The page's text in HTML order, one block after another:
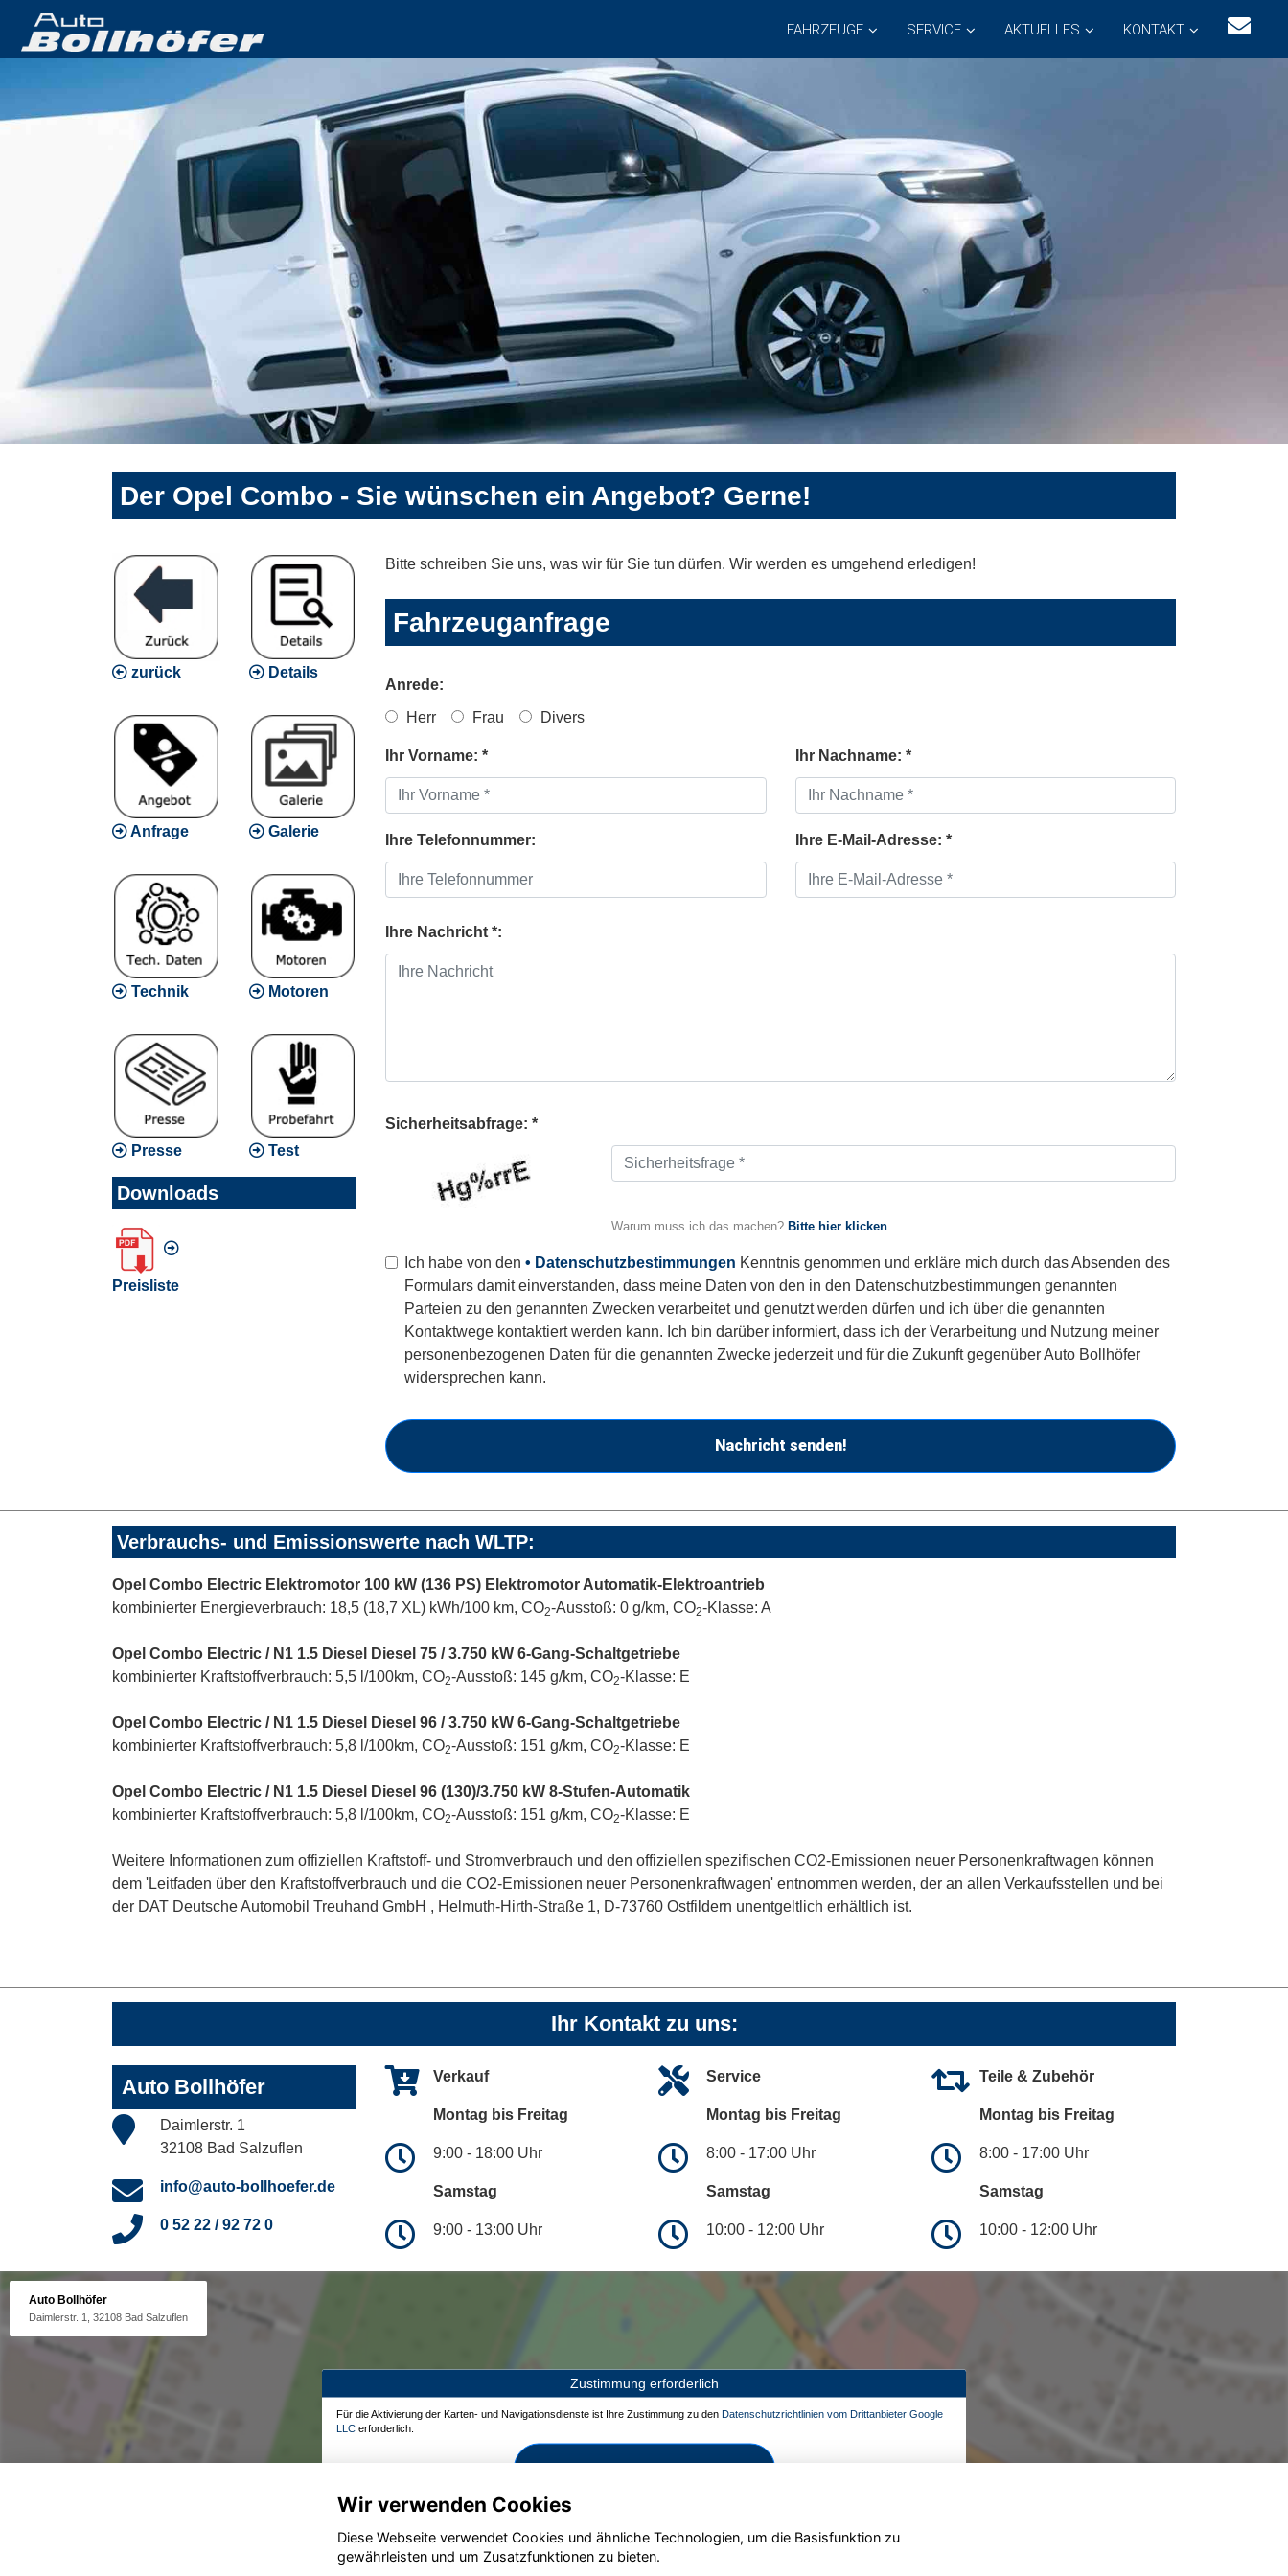
FAHRZEUGE SERVICE AKTUELLES KONTAKT
Der Opel Combo - Sie wünschen ein Angebot? Gerne!
zurück Details
Anfrage Galerie
Technik Motoren
Presse Test
Downloads
Preisliste
Bitte schreiben Sie uns, was wir für Sie tun dürfen. Wir werden es umgehend erledigen!
Fahrzeuganfrage
Anrede:
Herr
Frau Divers
Ihr Vorname: * Ihr Nachname: *
Ihre Telefonnummer: Ihre E-Mail-Adresse: *
Ihre Nachricht *:
Sicherheitsabfrage: *
Warum muss ich das machen? Bitte hier klicken
Ich habe von den • Datenschutzbestimmungen Kenntnis genommen und erkläre mich durch das Absenden des
Formulars damit einverstanden, dass meine Daten von den in den Datenschutzbestimmungen genannten
Parteien zu den genannten Zwecken verarbeitet und genutzt werden dürfen und ich über die genannten
Kontaktwege kontaktiert werden kann. Ich bin darüber informiert, dass ich der Verarbeitung und Nutzung meiner
personenbezogenen Daten für die genannten Zwecke jederzeit und für die Zukunft gegenüber Auto Bollhöfer
widersprechen kann.
Nachricht senden!
Verbrauchs- und Emissionswerte nach WLTP:
Opel Combo Electric Elektromotor 100 kW (136 PS) Elektromotor Automatik-Elektroantrieb
kombinierter Energieverbrauch: 18,5 (18,7 XL) kWh/100 km, CO2-Ausstoß: 0 g/km, CO2-Klasse: A
Opel Combo Electric / N1 1.5 Diesel Diesel 75 / 3.750 kW 6-Gang-Schaltgetriebe
kombinierter Kraftstoffverbrauch: 5,5 l/100km, CO2-Ausstoß: 145 g/km, CO2-Klasse: E
Opel Combo Electric / N1 1.5 Diesel Diesel 96 / 3.750 kW 6-Gang-Schaltgetriebe
kombinierter Kraftstoffverbrauch: 5,8 l/100km, CO2-Ausstoß: 151 g/km, CO2-Klasse: E
Opel Combo Electric / N1 1.5 Diesel Diesel 96 (130)/3.750 kW 8-Stufen-Automatik
kombinierter Kraftstoffverbrauch: 5,8 l/100km, CO2-Ausstoß: 151 g/km, CO2-Klasse: E
Weitere Informationen zum offiziellen Kraftstoff- und Stromverbrauch und den offiziellen spezifischen CO2-Emissionen neuer Personenkraftwagen können
dem 'Leitfaden über den Kraftstoffverbrauch und die CO2-Emissionen neuer Personenkraftwagen' entnommen werden, der an allen Verkaufsstellen und bei
der DAT Deutsche Automobil Treuhand GmbH , Helmuth-Hirth-Straße 1, D-73760 Ostfildern unentgeltlich erhältlich ist.
Ihr Kontakt zu uns:
Auto Bollhöfer
Daimlerstr. 1
32108 Bad Salzuflen
info@auto-bollhoefer.de
0 52 22 / 92 72 0
Verkauf
Montag bis Freitag
9:00 - 18:00 Uhr
Samstag
9:00 - 13:00 Uhr
Service
Montag bis Freitag
8:00 - 17:00 Uhr
Samstag
10:00 - 12:00 Uhr
Teile & Zubehör
Montag bis Freitag
8:00 - 17:00 Uhr
Samstag
10:00 - 12:00 Uhr
Auto Bollhöfer
Daimlerstr. 1, 32108 Bad Salzuflen
Zustimmung erforderlich
Für die Aktivierung der Karten- und Navigationsdienste ist Ihre Zustimmung zu den Datenschutzrichtlinien vom Drittanbieter Google
LLC erforderlich.
Wir verwenden Cookies
Diese Webseite verwendet Cookies und ähnliche Technologien, um die Basisfunktion zu
gewährleisten und um Zusatzfunktionen zu bieten.